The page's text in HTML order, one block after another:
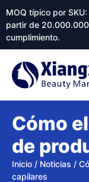
MOQ típico por
partir de
cumplimiento.
Cómo
de
Inicio / Noticias /
capilares